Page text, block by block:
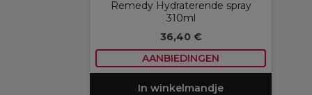
Remedy Hydraterende spray
310ml
36,40 €
AANBIEDINGEN
In winkelmandje